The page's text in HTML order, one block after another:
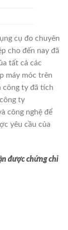
cụ đo chuyên
cho đến nay đã
tất cả các
máy móc trên
công ty đã tích
ty
công nghệ để
yêu cầu của
được chứng chỉ